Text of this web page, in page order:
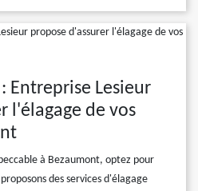
Entreprise Lesieur
l'élagage de vos
à Bezaumont, optez pour
des services d'élagage